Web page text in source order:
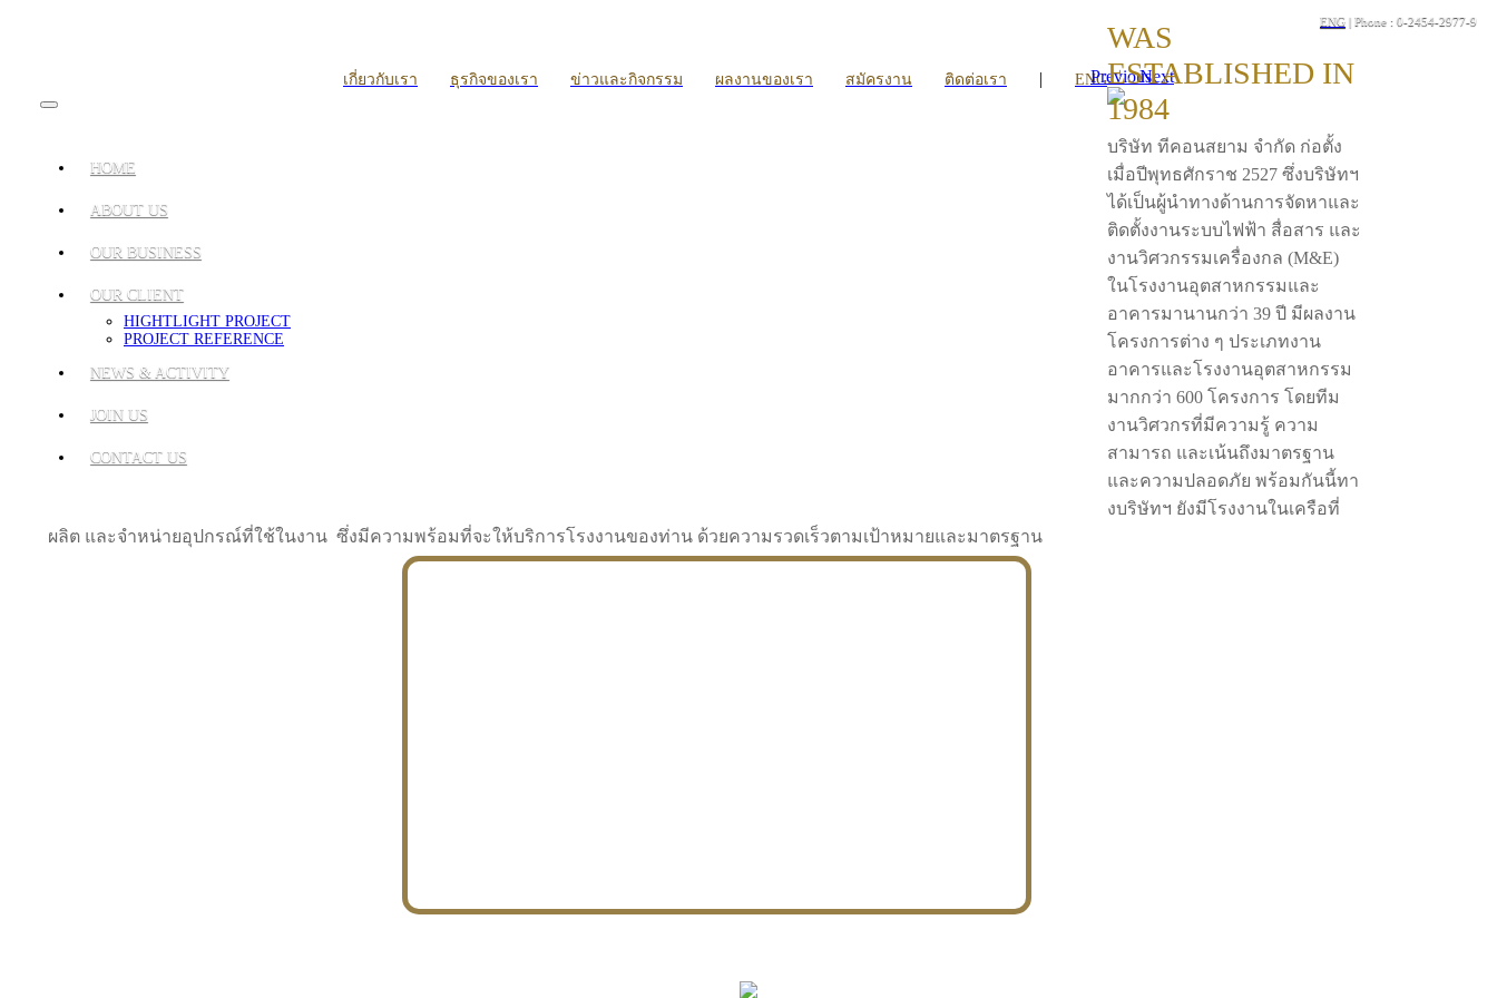
ENG | Phone : 0-2454-2977-9
เกี่ยวกับเรา ธุรกิจของเรา ข่าวและกิจกรรม ผลงานของเรา สมัครงาน ติดต่อเรา | ENG
HOME
ABOUT US
OUR BUSINESS
OUR CLIENT
HIGHTLIGHT PROJECT
PROJECT REFERENCE
NEWS & ACTIVITY
JOIN US
CONTACT US
PreviousNext
WAS
ESTABLISHED IN
1984
บริษัท ทีคอนสยาม จำกัด ก่อตั้ง
เมื่อปีพุทธศักราช 2527 ซึ่งบริษัทฯ
ได้เป็นผู้นำทางด้านการจัดหาและ
ติดตั้งงานระบบไฟฟ้า สื่อสาร และ
งานวิศวกรรมเครื่องกล (M&E)
ในโรงงานอุตสาหกรรมและ
อาคารมานานกว่า 39 ปี มีผลงาน
โครงการต่าง ๆ ประเภทงาน
อาคารและโรงงานอุตสาหกรรม
มากกว่า 600 โครงการ โดยทีม
งานวิศวกรที่มีความรู้ ความ
สามารถ และเน้นถึงมาตรฐาน
และความปลอดภัย พร้อมกันนี้ทา
งบริษัทฯ ยังมีโรงงานในเครือที่
ผลิต และจำหน่ายอุปกรณ์ที่ใช้ในงาน ซึ่งมีความพร้อมที่จะให้บริการโรงงานของท่าน ด้วยความรวดเร็วตามเป้าหมายและมาตรฐาน